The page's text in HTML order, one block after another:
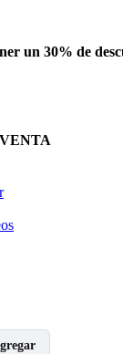
un 30% de